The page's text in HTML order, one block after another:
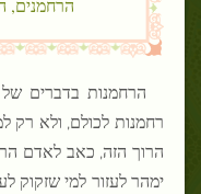
הרחמנים,
הרחמנות בדברים
רחמנות לכולם, ולא רק
הרוך הזה, כאב לאדם
ימהר לעזור למי שזקוק